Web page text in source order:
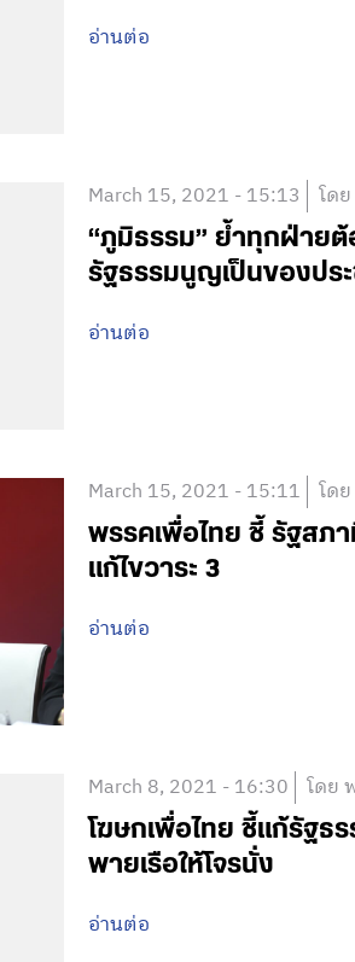
อ่านต่อ
March 15, 2021 - 15:13 โด
“ภูมิธรรม” ย้ำทุกฝ่าย
รัฐธรรมนูญเป็นของปร
อ่านต่อ
March 15, 2021 - 15:11 โด
พรรคเพื่อไทย ชี้ รัฐสภ
แก้ไขวาระ 3
อ่านต่อ
March 8, 2021 - 16:30 โดย
โฆษกเพื่อไทย ชี้แก้รัฐธ
พายเรือให้โจรนั่ง
อ่านต่อ